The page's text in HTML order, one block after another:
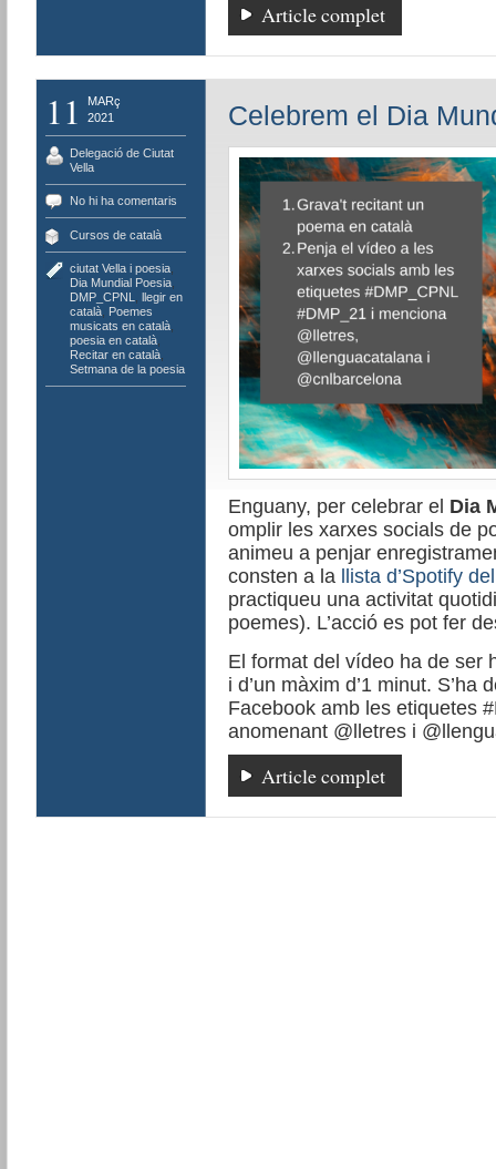
Article complet
11
MARç
2021
Delegació de Ciutat
Vella
No hi ha comentaris
Cursos de català
ciutat Vella i poesia,
Dia Mundial Poesia,
DMP_CPNL
llegir en
català, Poemes
musicats en català,
poesia en català,
Recitar en català,
Setmana de la poesia
Celebrem el Dia
Enguany, per celebrar el Dia
omplir les xarxes socials de
animeu a penjar
consten a la
llista d’Spotify
practiqueu una activitat
poemes). L’acció es pot fer
El format del vídeo ha de ser
i d’un màxim d’1 minut.
Facebook amb les etiquetes
anomenant @lletres i
Article complet